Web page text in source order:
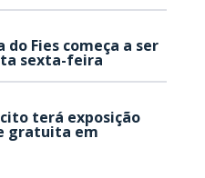
do Fies começa a ser
sexta-feira
terá exposição
gratuita em